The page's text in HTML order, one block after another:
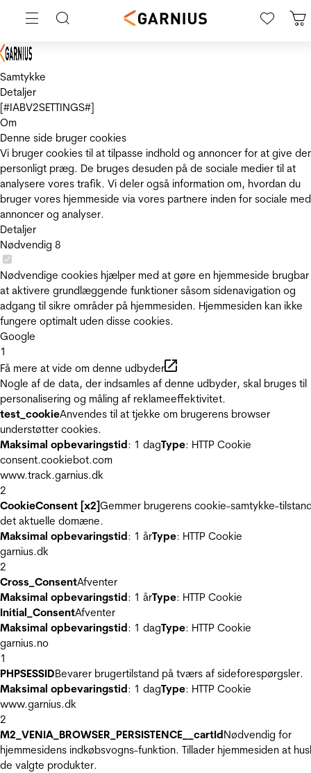
Samtykke
Detaljer
[#IABV2SETTINGS#]
Om
Denne side bruger cookies
Vi bruger cookies til at tilpasse indhold og annoncer for at give
personligt præg. De bruges desuden på de sociale medier til at
analysere vores trafik. Vi deler også information om, hvordan du
bruger vores hjemmeside via vores partnere inden for sociale
annoncer og analyser.
Detaljer
Nødvendig 8
Nødvendige cookies hjælper med at gøre en hjemmeside
at aktivere grundlæggende funktioner såsom sidenavigation og
adgang til sikre områder på hjemmesiden. Hjemmesiden kan ikke
fungere optimalt uden disse cookies.
Google
1
Få mere at vide om denne udbyder
Nogle af de data, der indsamles af denne udbyder, skal bruges til
personalisering og måling af reklameeffektivitet.
test_cookieAnvendes til at tjekke om brugerens browser
understøtter cookies.
Maksimal opbevaringstid: 1 dagType: HTTP Cookie
consent.cookiebot.com
www.track.garnius.dk
2
CookieConsent [x2]Gemmer brugerens cookie-samtykke-
det aktuelle domæne.
Maksimal opbevaringstid: 1 årType: HTTP Cookie
garnius.dk
2
Cross_ConsentAfventer
Maksimal opbevaringstid: 1 årType: HTTP Cookie
Initial_ConsentAfventer
Maksimal opbevaringstid: 1 dagType: HTTP Cookie
garnius.no
1
PHPSESSIDBevarer brugertilstand på tværs af sideforespørgsler.
Maksimal opbevaringstid: 1 dagType: HTTP Cookie
www.garnius.dk
2
M2_VENIA_BROWSER_PERSISTENCE__cartIdNødvendig for
hjemmesidens indkøbsvogns-funktion. Tillader hjemmesiden at
de valgte produkter.